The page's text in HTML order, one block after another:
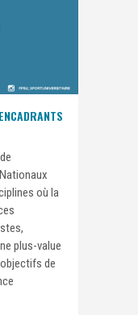
où la
plus-value
de